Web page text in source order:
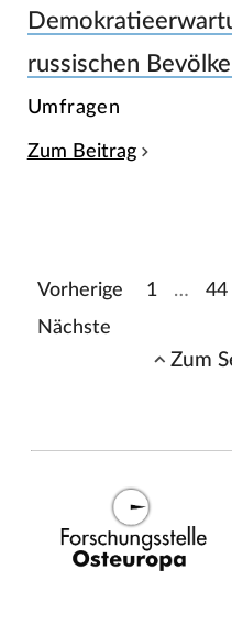
russischen
Umfragen
Zum Beitrag
Vorherige 1 … 44
Nächste
Zum